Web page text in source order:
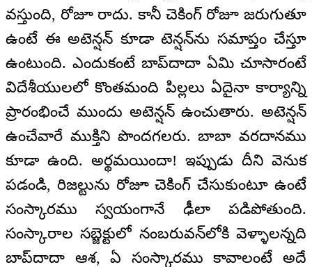
వస్తుంది, రోజూ రాదు. కానీ చెకింగ్ రోజూ జరుగుతూ
ఉంటే ఈ అటెన్షన్ కూడా టెన్షన్‌ను సమాప్తం చేస్తూ
ఉంటుంది. ఎందుకంటే బాప్‌దాదా ఏమి చూసారంటే
విదేశీయులలో కొంతమంది పిల్లలు ఏదైనా కార్యాన్ని
ప్రారంభించే ముందు అటెన్షన్ ఉంచుతారు. అటెన్షన్
ఉంచేవారే ముక్తిని పొందగలరు. బాబా వరదానము
కూడా ఉంది. అర్థమయిందా! ఇప్పుడు దీని వెనుక
పడండి, రిజల్టును రోజూ చెకింగ్ చేసుకుంటూ ఉంటే
సంస్కారము స్వయంగానే ఢీలా పడిపోతుంది.
సంస్కారాల సబ్జెక్టులో నంబరువన్‌లోకి వెళ్ళాలన్నది
బాప్‌దాదా ఆశ, ఏ సంస్కారము కావాలంటే అదే